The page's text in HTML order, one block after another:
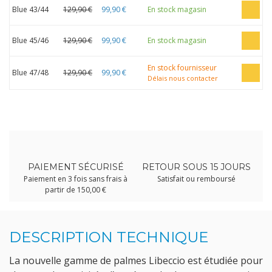
Blue 43/44 129,90 € 99,90 € En stock magasin
Blue 45/46 129,90 € 99,90 € En stock magasin
Blue 47/48 129,90 € 99,90 € En stock fournisseur
Délais nous contacter
PAIEMENT SÉCURISÉ
Paiement en 3 fois sans frais à
partir de 150,00 €
RETOUR SOUS 15 JOURS
Satisfait ou remboursé
DESCRIPTION TECHNIQUE
La nouvelle gamme de palmes Libeccio est étudiée pour